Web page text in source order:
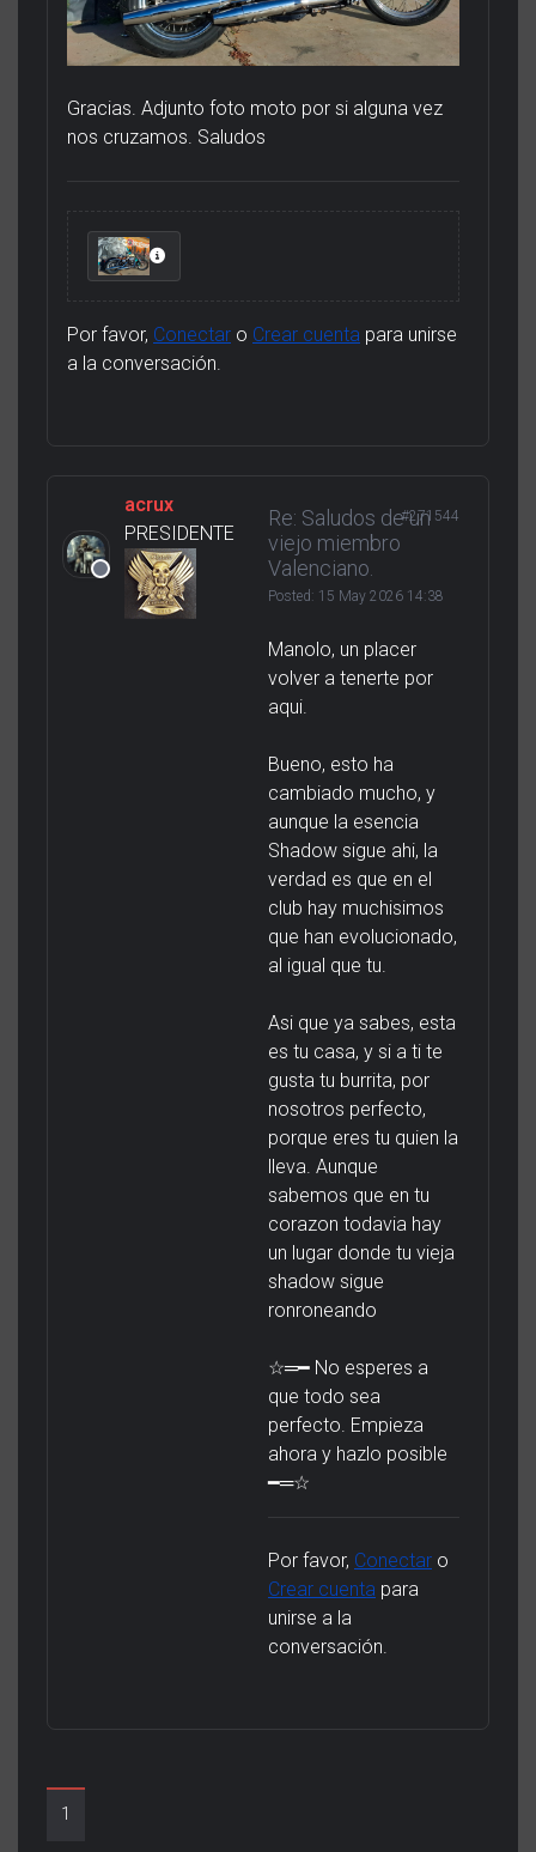
Gracias. Adjunto foto moto por si alguna vez
nos cruzamos. Saludos
Por favor, Conectar o Crear cuenta para unirse
a la conversación.
acrux
PRESIDENTE
Re: Saludos de un
viejo miembro
Valenciano.
Posted: 15 May 2026 14:38
#271544
Manolo, un placer
volver a tenerte por
aqui.
Bueno, esto ha
cambiado mucho, y
aunque la esencia
Shadow sigue ahi, la
verdad es que en el
club hay muchisimos
que han evolucionado,
al igual que tu.
Asi que ya sabes, esta
es tu casa, y si a ti te
gusta tu burrita, por
nosotros perfecto,
porque eres tu quien la
lleva. Aunque
sabemos que en tu
corazon todavia hay
un lugar donde tu vieja
shadow sigue
ronroneando
☆═━ No esperes a
que todo sea
perfecto. Empieza
ahora y hazlo posible
━═☆
Por favor, Conectar o
Crear cuenta para
unirse a la
conversación.
1